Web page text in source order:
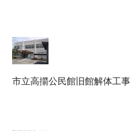
市立高擶公民館旧館解体工事